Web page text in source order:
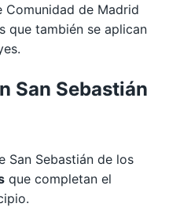
Comunidad de Madrid
que también se aplican
San Sebastián
San Sebastián de los
que completan el